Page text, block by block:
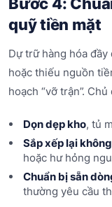
quỹ tiền mặt
Dự trữ hàng hóa
hoặc thiếu nguồn
hoạch “vỡ trận”.
Dọn dẹp kho, tủ
Sắp xếp lại
hoặc hư hỏng
Chuẩn bị sẵn
thường yêu cầu